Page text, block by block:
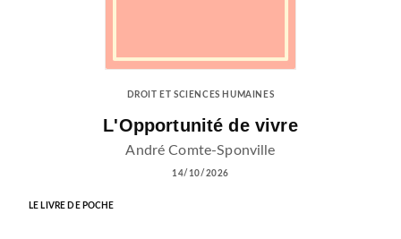
DROIT ET SCIENCES HUMAINES
L'Opportunité de vivre
André Comte-Sponville
14/10/2026
LE LIVRE DE POCHE